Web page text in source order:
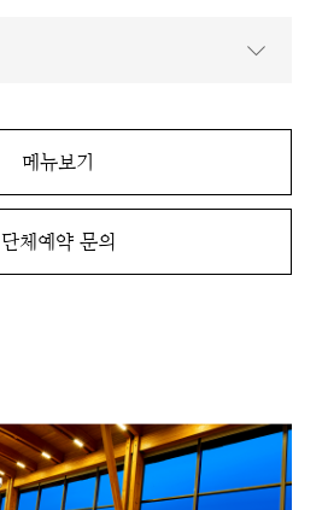
메뉴보기
단체예약 문의